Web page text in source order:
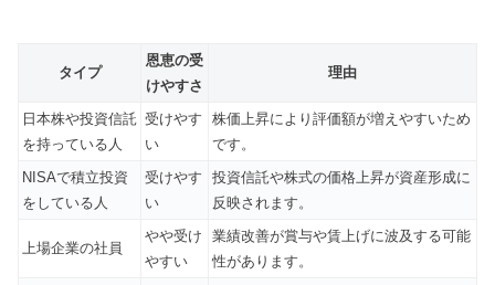
タイプ
恩恵の受
けやすさ
理由
日本株や投資信託
を持っている人
受けやす
い
株価上昇により評価額が増えやすいため
です。
NISAで積立投資
をしている人
受けやす
い
投資信託や株式の価格上昇が資産形成に
反映されます。
上場企業の社員
やや受け
やすい
業績改善が賞与や賃上げに波及する可能
性があります。